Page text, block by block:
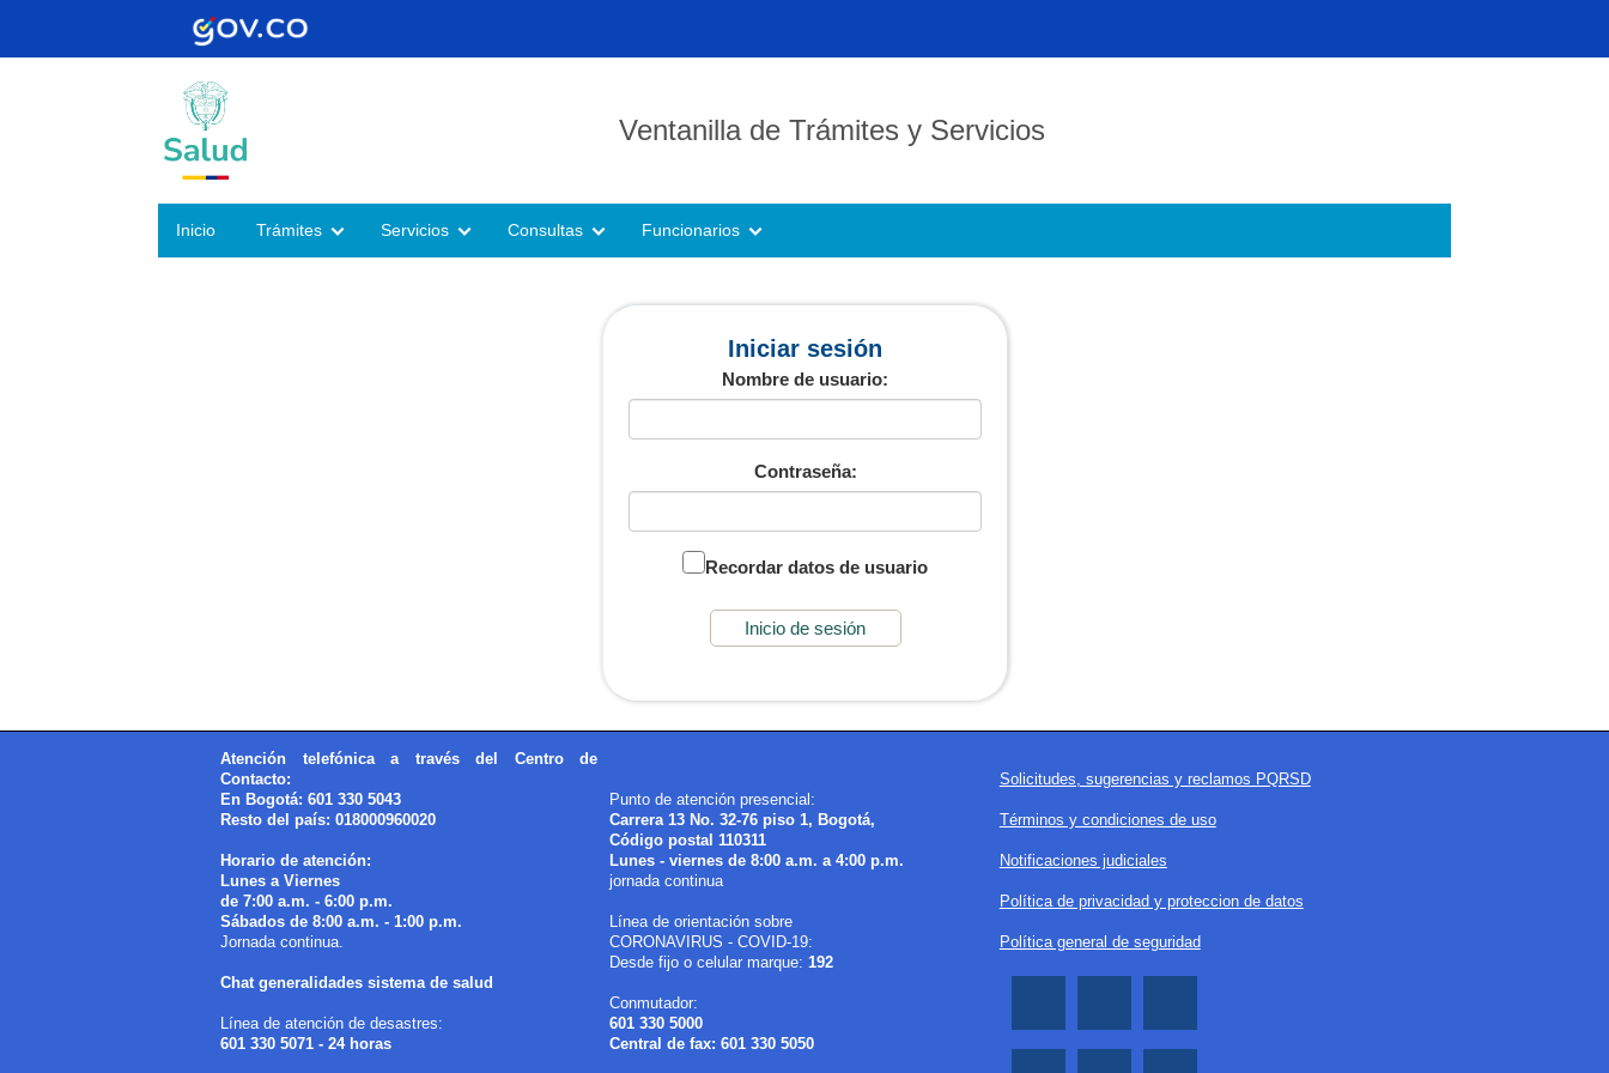
Ventanilla de Trámites y Servicios
Inicio Trámites Servicios Consultas Funcionarios
Iniciar sesión
Nombre de usuario:
Contraseña:
Recordar datos de usuario
Atención telefónica a través del Centro de
Contacto:
En Bogotá: 601 330 5043
Resto del país: 018000960020
Horario de atención:
Lunes a Viernes
de 7:00 a.m. - 6:00 p.m.
Sábados de 8:00 a.m. - 1:00 p.m.
Jornada continua.
Chat generalidades sistema de salud
Línea de atención de desastres:
601 330 5071 - 24 horas
Punto de atención presencial:
Carrera 13 No. 32-76 piso 1, Bogotá,
Código postal 110311
Lunes - viernes de 8:00 a.m. a 4:00 p.m.
jornada continua
Línea de orientación sobre
CORONAVIRUS - COVID-19:
Desde fijo o celular marque:192
Conmutador:
601 330 5000
Central de fax: 601 330 5050
Solicitudes, sugerencias y reclamos PQRSD
Términos y condiciones de uso
Notificaciones judiciales
Política de privacidad y proteccion de datos
Política general de seguridad